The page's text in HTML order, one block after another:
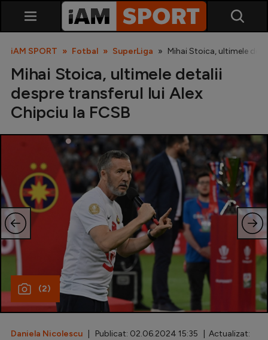
SuperLiga
Liga 2
Cupa României
Echipa Națională
Fotbal feminin
Special
Diverse
Inedit
iAM SPORT Fotbal SuperLiga Mihai Stoica, ultimele
Mihai Stoica, ultimele detalii
despre transferul lui Alex
Chipciu la FCSB
(2)
Daniela Nicolescu | Publicat: 02.06.2024 15:35 | Actualizat: